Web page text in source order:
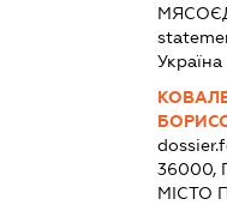
Україна
36000,
МІСТО